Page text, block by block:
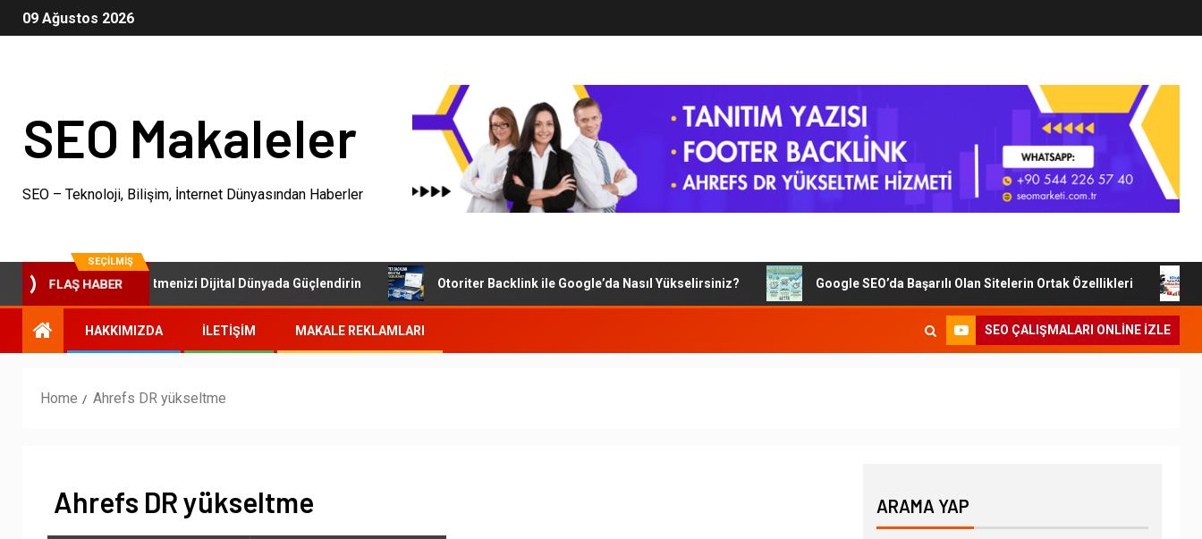
09 Ağustos 2026
SEO Makaleler
SEO – Teknoloji, Bilişim, İnternet Dünyasından Haberler
SEÇILMIŞ
FLAŞ HABER
SEO Paketleri: İşletmenizi Dijital Dünyada Güçlendirin Otoriter Backlink ile Google’da Nasıl Yükselirsiniz? Google SEO’da Başarılı Olan Sitelerin Ortak Özellikleri
HAKKIMIZDA İLETIŞIM MAKALE REKLAMLARI SEO ÇALIŞMALARI ONLINE IZLE
Home Ahrefs DR yükseltme
Ahrefs DR yükseltme ARAMA YAP